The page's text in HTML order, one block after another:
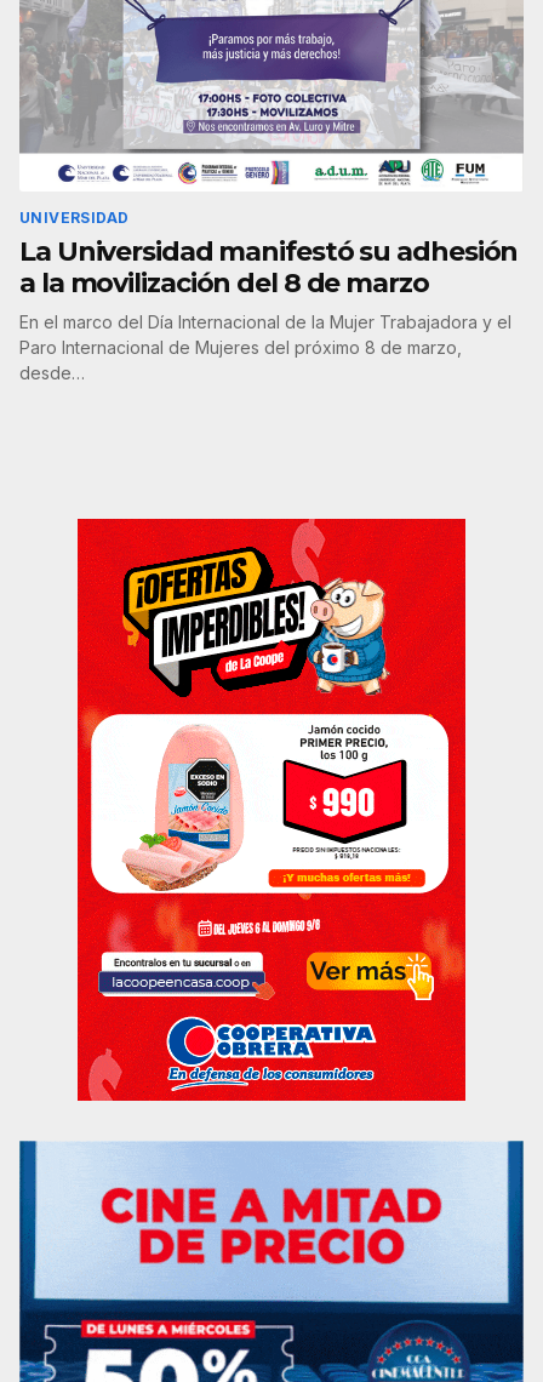
UNIVERSIDAD
La Universidad manifestó su adhesión
a la movilización del 8 de marzo
En el marco del Día Internacional de la Mujer Trabajadora y el
Paro Internacional de Mujeres del próximo 8 de marzo,
desde…